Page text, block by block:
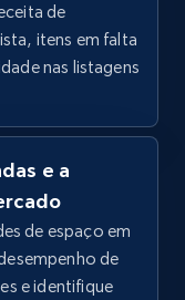
and
agora
Initial
de
itens em falta
nas listagens
e a
de espaço em
de
e identifique